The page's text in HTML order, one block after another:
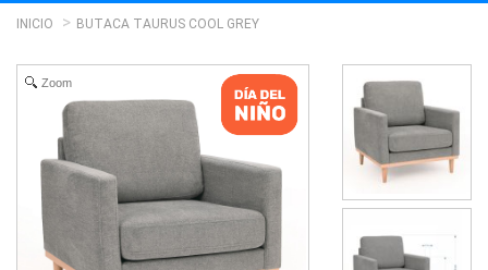
INICIO BUTACA TAURUS COOL GREY
Zoom